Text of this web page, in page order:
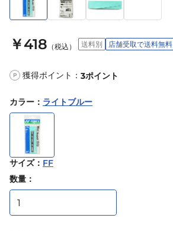
￥418 （税込） 送料別 店舗受取で送料無料
P 獲得ポイント： 3ポイント
カラー ： ライトブルー
サイズ： FF
数量：